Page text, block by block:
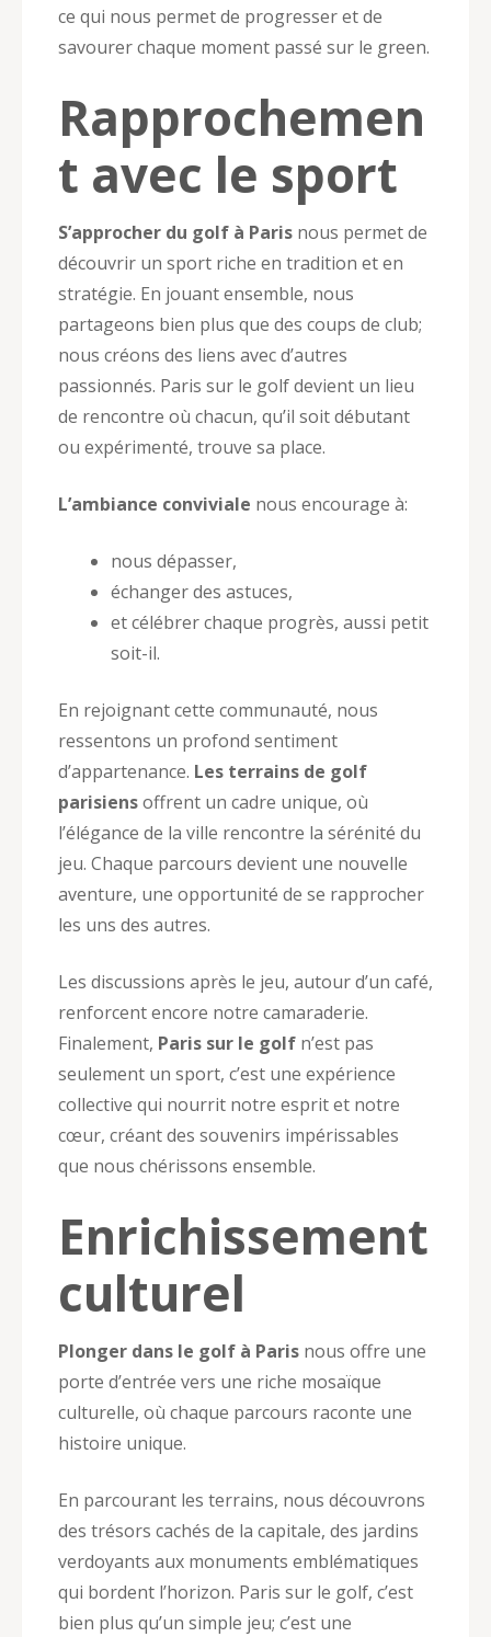
ce qui nous permet de progresser et de
savourer chaque moment passé sur le green.
Rapprochemen
t avec le sport
S’approcher du golf à Paris nous permet de
découvrir un sport riche en tradition et en
stratégie. En jouant ensemble, nous
partageons bien plus que des coups de club;
nous créons des liens avec d’autres
passionnés. Paris sur le golf devient un lieu
de rencontre où chacun, qu’il soit débutant
ou expérimenté, trouve sa place.
L’ambiance conviviale nous encourage à:
nous dépasser,
échanger des astuces,
et célébrer chaque progrès, aussi petit
soit-il.
En rejoignant cette communauté, nous
ressentons un profond sentiment
d’appartenance. Les terrains de golf
parisiensoffrent un cadre unique, où
l’élégance de la ville rencontre la sérénité du
jeu. Chaque parcours devient une nouvelle
aventure, une opportunité de se rapprocher
les uns des autres.
Les discussions après le jeu, autour d’un café,
renforcent encore notre camaraderie.
Finalement, Paris sur le golf n’est pas
seulement un sport, c’est une expérience
collective qui nourrit notre esprit et notre
cœur, créant des souvenirs impérissables
que nous chérissons ensemble.
Enrichissement
culturel
Plonger dans le golf à Paris nous offre une
porte d’entrée vers une riche mosaïque
culturelle, où chaque parcours raconte une
histoire unique.
En parcourant les terrains, nous découvrons
des trésors cachés de la capitale, des jardins
verdoyants aux monuments emblématiques
qui bordent l’horizon. Paris sur le golf, c’est
bien plus qu’un simple jeu; c’est une